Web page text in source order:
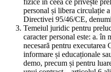
fizice în ceea ce privește
personal și libera circulație
Directivei 95/46/CE,
Temeiul juridic pentru
caracter personal este: a. în
necesară pentru
informare și educaționale
demo, precum și pentru